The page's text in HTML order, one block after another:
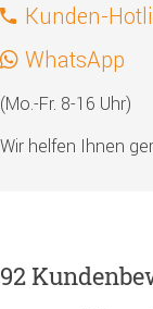
Kunden-
WhatsApp
(Mo.-Fr. 8-16 Uhr)
Wir helfen Ihnen
92